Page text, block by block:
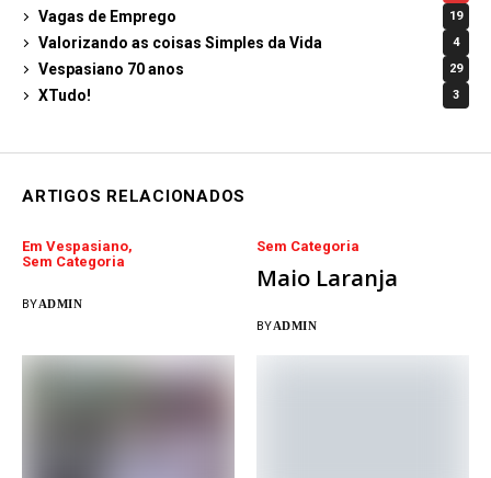
Vagas de Emprego 19
Valorizando as coisas Simples da Vida 4
Vespasiano 70 anos 29
XTudo! 3
ARTIGOS RELACIONADOS
Em Vespasiano
Sem Categoria
BYADMIN
Sem Categoria
Maio Laranja
BYADMIN